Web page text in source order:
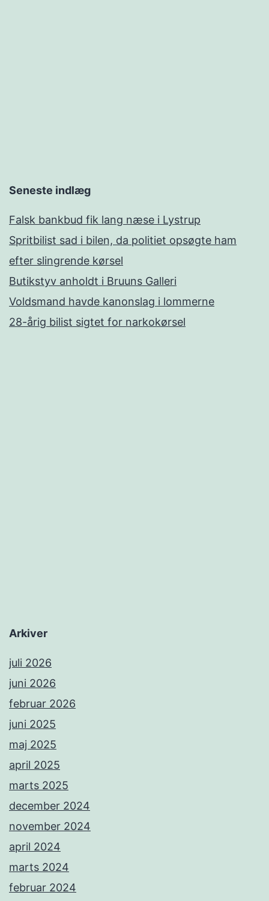
Seneste indlæg
Falsk bankbud fik lang næse i Lystrup
Spritbilist sad i bilen, da politiet opsøgte ham
efter slingrende kørsel
Butikstyv anholdt i Bruuns Galleri
Voldsmand havde kanonslag i lommerne
28-årig bilist sigtet for narkokørsel
Arkiver
juli 2026
juni 2026
februar 2026
juni 2025
maj 2025
april 2025
marts 2025
december 2024
november 2024
april 2024
marts 2024
februar 2024